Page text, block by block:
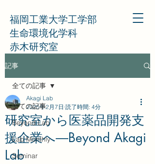
福岡工業大学工学部
生命環境化学科
赤木研究室
記事
全ての記事
Beyond Lab
Lab Monthly
Seminar
全ての記事
研究室から医薬品開発支
援企業へ―Beyond Akagi
Lab
Akagi Lab
2025年2月7日 読了時間: 4分